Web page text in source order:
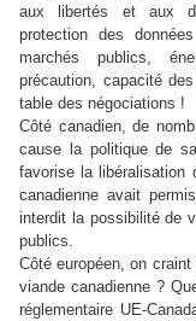
aux libertés et aux
protection des
marchés publics,
précaution, capacité
table des négociations !
Côté canadien, de
cause la politique de
favorise la libéralisation
canadienne avait
interdit la possibilité de
publics.
Côté européen, on craint
viande canadienne ?
réglementaire UE-